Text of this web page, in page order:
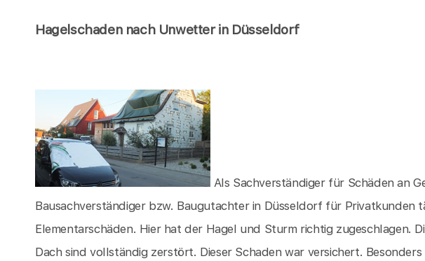
Hagelschaden nach Unwetter in Düsseldorf
Als Sachverständiger für Schäden an
Bausachverständiger bzw. Baugutachter in Düsseldorf für Privatkunden
Elementarschäden. Hier hat der Hagel und Sturm richtig zugeschlagen.
Dach sind vollständig zerstört. Dieser Schaden war versichert.